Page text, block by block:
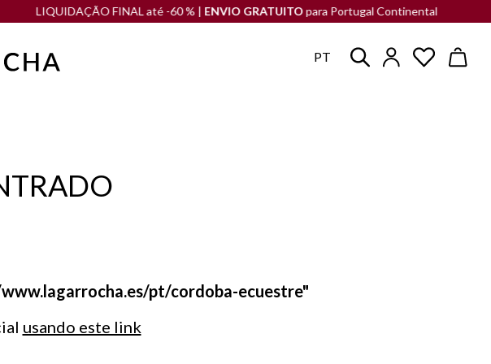
LIQUIDAÇÃO FINAL até -60 % |ENVIO GRATUITOpara Portugal Continental
PT
pt/cordoba-ecuestre"
usando este link